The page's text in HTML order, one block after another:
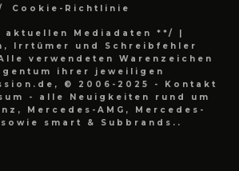
Cookie-Richtlinie
aktuellen Mediadaten **/
|
Irrtümer und Schreibfehler
verwendeten Warenzeichen
ihrer jeweiligen
© 2006-2025 - Kontakt
- alle Neuigkeiten rund um
Mercedes-AMG, Mercedes-
smart & Subbrands..